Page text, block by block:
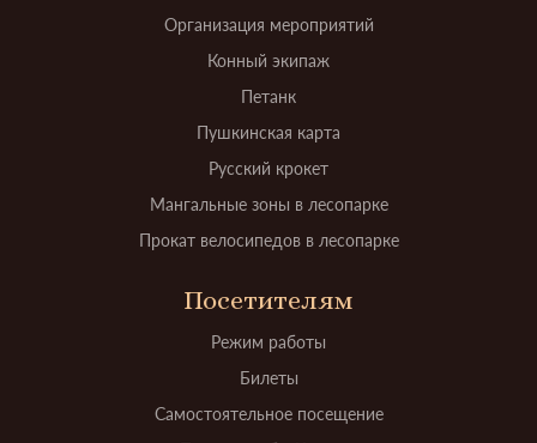
Организация мероприятий
Конный экипаж
Петанк
Пушкинская карта
Русский крокет
Мангальные зоны в лесопарке
Прокат велосипедов в лесопарке
Посетителям
Режим работы
Билеты
Самостоятельное посещение